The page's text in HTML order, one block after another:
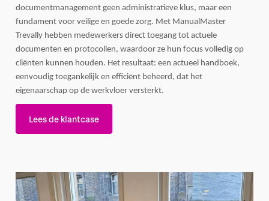
documentmanagement geen administratieve klus, maar een
fundament voor veilige en goede zorg. Met ManualMaster
Trevally hebben medewerkers direct toegang tot actuele
documenten en protocollen, waardoor ze hun focus volledig op
cliënten kunnen houden. Het resultaat: een actueel handboek,
eenvoudig toegankelijk en efficiënt beheerd, dat het
eigenaarschap op de werkvloer versterkt.
Lees de klantcase